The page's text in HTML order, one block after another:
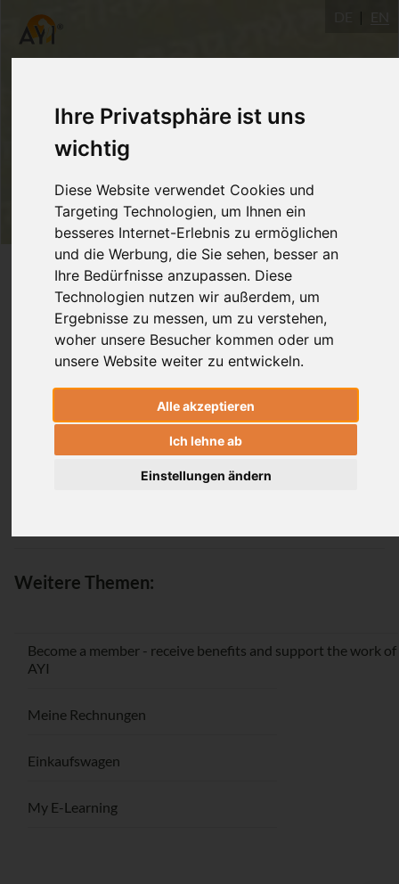
Ihre Privatsphäre ist uns
wichtig
Diese Website verwendet Cookies und
Targeting Technologien, um Ihnen ein
besseres Internet-Erlebnis zu ermöglichen
und die Werbung, die Sie sehen, besser an
Ihre Bedürfnisse anzupassen. Diese
Technologien nutzen wir außerdem, um
Ergebnisse zu messen, um zu verstehen,
woher unsere Besucher kommen oder um
unsere Website weiter zu entwickeln.
Alle akzeptieren
Ich lehne ab
Einstellungen ändern
Login
Passwort vergessen / Registrieren
Weitere Themen:
Become a member - receive benefits and support the work of
AYI
Meine Rechnungen
Einkaufswagen
My E-Learning